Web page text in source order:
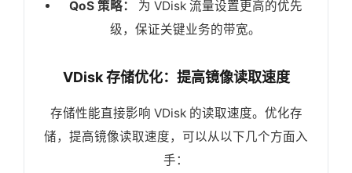
QoS 策略：
为 VDisk 流量设置更高的优先
级，保证关键业务的带宽。
VDisk 存储优化：提高镜像读取速度
存储性能直接影响 VDisk 的读取速度。优化存
储，提高镜像读取速度，可以从以下几个方面入
手：